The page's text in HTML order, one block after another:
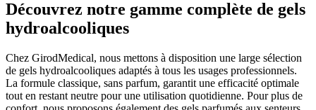
Découvrez notre gamme complète de gels
hydroalcooliques
Chez GirodMedical, nous mettons à disposition une large sélection
de gels hydroalcooliques adaptés à tous les usages professionnels.
La formule classique, sans parfum, garantit une efficacité optimale
tout en restant neutre pour une utilisation quotidienne. Pour plus de